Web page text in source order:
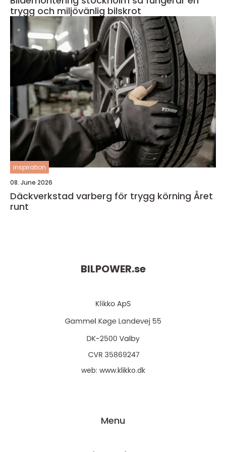
trygg och miljövänlig bilskrot
inspiration
08. June 2026
Däckverkstad varberg för trygg körning Året
runt
BILPOWER.se
web: www.klikko.dk
Menu